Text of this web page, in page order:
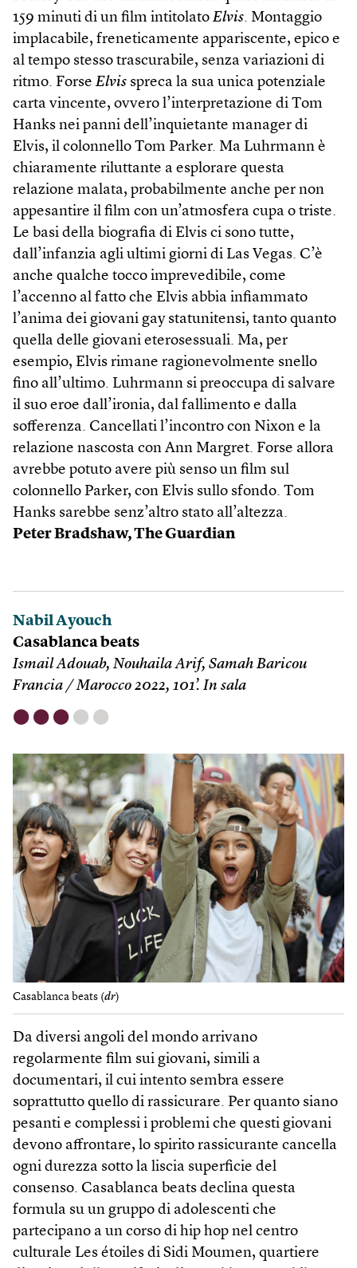
159 minuti di un film intitolato Elvis. Montaggio
implacabile, freneticamente appariscente, epico e
al tempo stesso trascurabile, senza variazioni di
ritmo. Forse Elvis spreca la sua unica potenziale
carta vincente, ovvero l’interpretazione di Tom
Hanks nei panni dell’inquietante manager di
Elvis, il colonnello Tom Parker. Ma Luhrmann è
chiaramente riluttante a esplorare questa
relazione malata, probabilmente anche per non
appesantire il film con un’atmosfera cupa o triste.
Le basi della biografia di Elvis ci sono tutte,
dall’infanzia agli ultimi giorni di Las Vegas. C’è
anche qualche tocco imprevedibile, come
l’accenno al fatto che Elvis abbia infiammato
l’anima dei giovani gay statunitensi, tanto quanto
quella delle giovani eterosessuali. Ma, per
esempio, Elvis rimane ragionevolmente snello
fino all’ultimo. Luhrmann si preoccupa di salvare
il suo eroe dall’ironia, dal fallimento e dalla
sofferenza. Cancellati l’incontro con Nixon e la
relazione nascosta con Ann Margret. Forse allora
avrebbe potuto avere più senso un film sul
colonnello Parker, con Elvis sullo sfondo. Tom
Hanks sarebbe senz’altro stato all’altezza.
Peter Bradshaw, The Guardian
Nabil Ayouch
Casablanca beats
Ismail Adouab, Nouhaila Arif, Samah Baricou
Francia / Marocco 2022, 101’. In sala
⬤ ⬤ ⬤ ⬤ ⬤
Casablanca beats (dr)
Da diversi angoli del mondo arrivano
regolarmente film sui giovani, simili a
documentari, il cui intento sembra essere
soprattutto quello di rassicurare. Per quanto siano
pesanti e complessi i problemi che questi giovani
devono affrontare, lo spirito rassicurante cancella
ogni durezza sotto la liscia superficie del
consenso. Casablanca beats declina questa
formula su un gruppo di adolescenti che
partecipano a un corso di hip hop nel centro
culturale Les étoiles di Sidi Moumen, quartiere